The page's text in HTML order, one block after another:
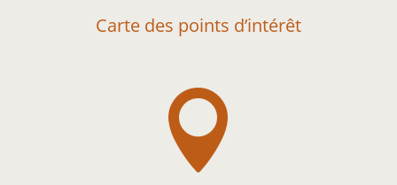
Carte des points d’intérêt
